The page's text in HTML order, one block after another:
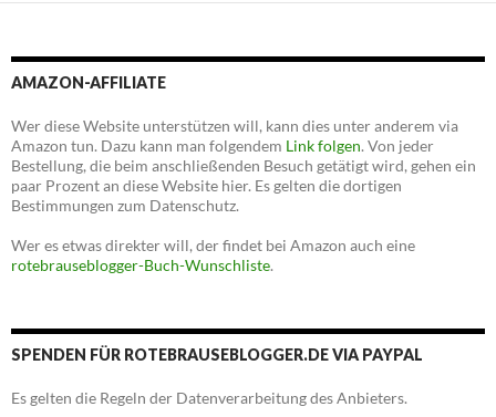
AMAZON-AFFILIATE
Wer diese Website unterstützen will, kann dies unter anderem via
Amazon tun. Dazu kann man folgendem Link folgen. Von jeder
Bestellung, die beim anschließenden Besuch getätigt wird, gehen ein
paar Prozent an diese Website hier. Es gelten die dortigen
Bestimmungen zum Datenschutz.
Wer es etwas direkter will, der findet bei Amazon auch eine
rotebrauseblogger-Buch-Wunschliste.
SPENDEN FÜR ROTEBRAUSEBLOGGER.DE VIA PAYPAL
Es gelten die Regeln der Datenverarbeitung des Anbieters.